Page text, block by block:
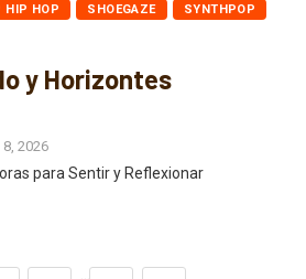
HIP HOP SHOEGAZE SYNTHPOP
y Horizontes
2026
para Sentir y Reflexionar